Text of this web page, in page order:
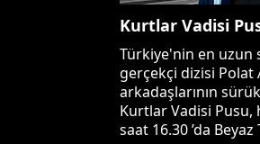
Kurtlar Vadisi
Türkiye'nin en uzun
gerçekçi dizisi Polat
arkadaşlarının
Kurtlar Vadisi
saat 16.30 ’da Beyaz